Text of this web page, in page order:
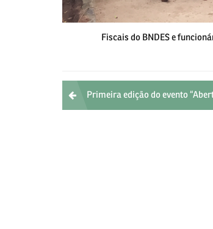
Fiscais do BNDES e
PostPrimeira edição do evento